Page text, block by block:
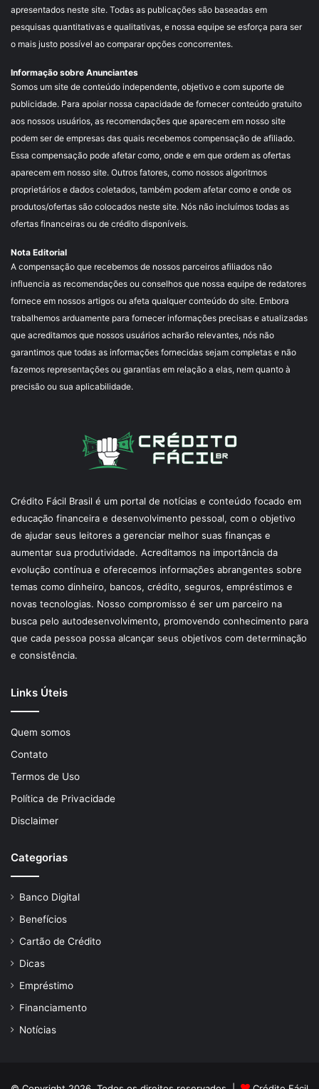
apresentados neste site. Todas as publicações são baseadas em
pesquisas quantitativas e qualitativas, e nossa equipe se esforça para ser
o mais justo possível ao comparar opções concorrentes.
Informação sobre Anunciantes
Somos um site de conteúdo independente, objetivo e com suporte de
publicidade. Para apoiar nossa capacidade de fornecer conteúdo gratuito
aos nossos usuários, as recomendações que aparecem em nosso site
podem ser de empresas das quais recebemos compensação de afiliado.
Essa compensação pode afetar como, onde e em que ordem as ofertas
aparecem em nosso site. Outros fatores, como nossos algoritmos
proprietários e dados coletados, também podem afetar como e onde os
produtos/ofertas são colocados neste site. Nós não incluímos todas as
ofertas financeiras ou de crédito disponíveis.
Nota Editorial
A compensação que recebemos de nossos parceiros afiliados não
influencia as recomendações ou conselhos que nossa equipe de redatores
fornece em nossos artigos ou afeta qualquer conteúdo do site. Embora
trabalhemos arduamente para fornecer informações precisas e atualizadas
que acreditamos que nossos usuários acharão relevantes, nós não
garantimos que todas as informações fornecidas sejam completas e não
fazemos representações ou garantias em relação a elas, nem quanto à
precisão ou sua aplicabilidade.
Crédito Fácil Brasil é um portal de notícias e conteúdo focado em
educação financeira e desenvolvimento pessoal, com o objetivo
de ajudar seus leitores a gerenciar melhor suas finanças e
aumentar sua produtividade. Acreditamos na importância da
evolução contínua e oferecemos informações abrangentes sobre
temas como dinheiro, bancos, crédito, seguros, empréstimos e
novas tecnologias. Nosso compromisso é ser um parceiro na
busca pelo autodesenvolvimento, promovendo conhecimento para
que cada pessoa possa alcançar seus objetivos com determinação
e consistência.
Links Úteis
Quem somos
Contato
Termos de Uso
Política de Privacidade
Disclaimer
Categorias
Banco Digital
Benefícios
Cartão de Crédito
Dicas
Empréstimo
Financiamento
Notícias